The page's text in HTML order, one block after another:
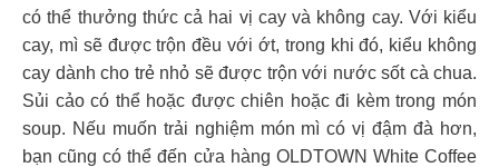
có thể thưởng thức cả hai vị cay và không cay. Với kiểu
cay, mì sẽ được trộn đều với ớt, trong khi đó, kiểu không
cay dành cho trẻ nhỏ sẽ được trộn với nước sốt cà chua.
Sủi cảo có thể hoặc được chiên hoặc đi kèm trong món
soup. Nếu muốn trải nghiệm món mì có vị đậm đà hơn,
bạn cũng có thể đến cửa hàng OLDTOWN White Coffee